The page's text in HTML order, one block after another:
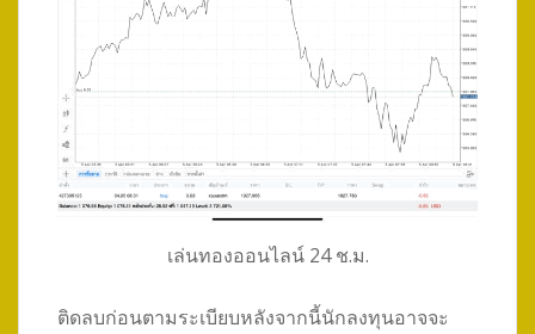
เล่นทองออนไลน์ 24 ช.ม.
ติดลบก่อนตามระเบียบหลังจากนี้นักลงทุนอาจจะ